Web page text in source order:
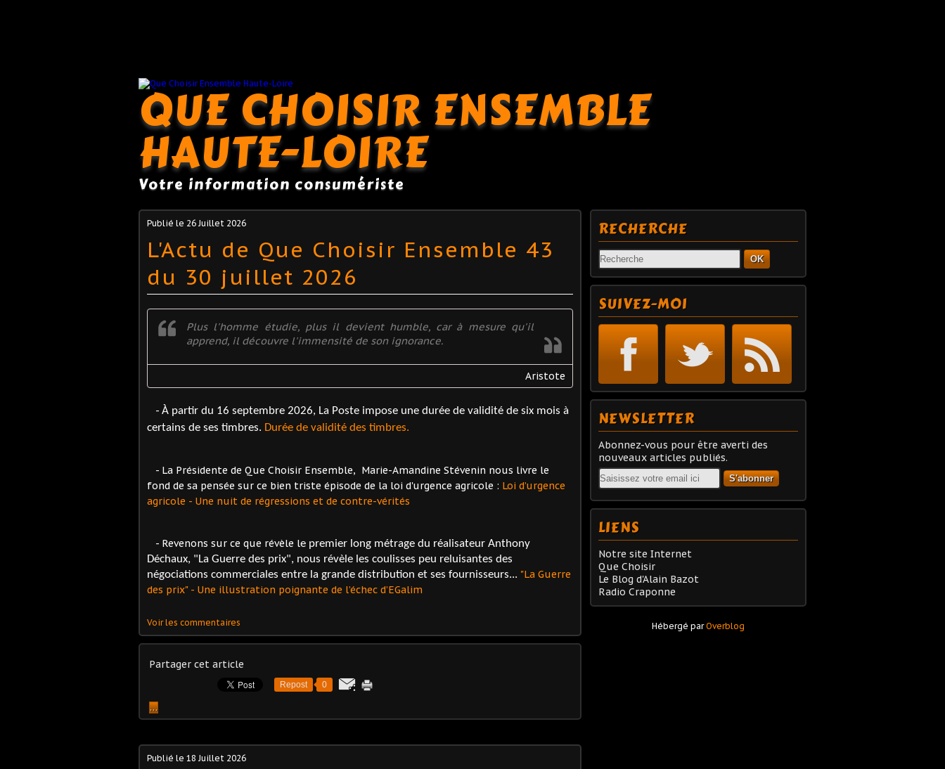
QUE CHOISIR ENSEMBLE
HAUTE-LOIRE
Votre information consumériste
Publié le 26 Juillet 2026
L'Actu de Que Choisir Ensemble 43
du 30 juillet 2026
Plus l'homme étudie, plus il devient humble, car à mesure qu'il
apprend, il découvre l'immensité de son ignorance.
Aristote
- À partir du 16 septembre 2026, La Poste impose une durée de validité de six mois à
certains de ses timbres. Durée de validité des timbres.
- La Présidente de Que Choisir Ensemble, Marie-Amandine Stévenin nous livre le
fond de sa pensée sur ce bien triste épisode de la loi d'urgence agricole : Loi d’urgence
agricole - Une nuit de régressions et de contre-vérités
- Revenons sur ce que révèle le premier long métrage du réalisateur Anthony
Déchaux, "La Guerre des prix", nous révèle les coulisses peu reluisantes des
négociations commerciales entre la grande distribution et ses fournisseurs... "La Guerre
des prix" - Une illustration poignante de l’échec d’EGalim
Voir les commentaires
Partager cet article
Repost 0
…
Publié le 18 Juillet 2026
RECHERCHE
OK
SUIVEZ-MOI
NEWSLETTER
Abonnez-vous pour être averti des
nouveaux articles publiés.
Email
LIENS
Notre site Internet
Que Choisir
Le Blog d'Alain Bazot
Radio Craponne
Hébergé parOverblog